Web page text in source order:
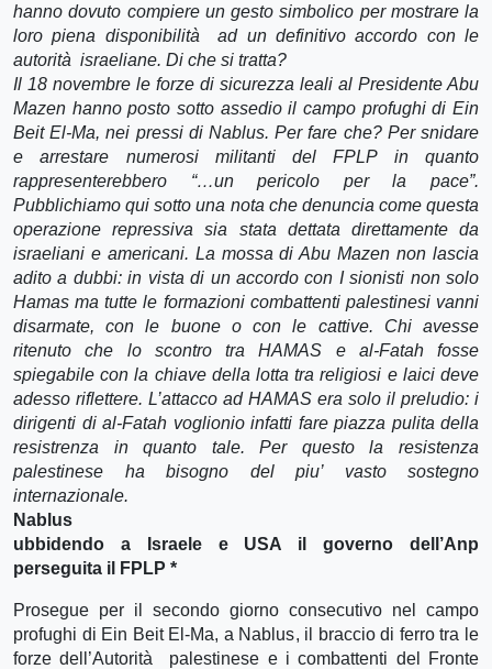
hanno dovuto compiere un gesto simbolico per mostrare la
loro piena disponibilità ad un definitivo accordo con le
autorità israeliane. Di che si tratta?
Il 18 novembre le forze di sicurezza leali al Presidente Abu
Mazen hanno posto sotto assedio il campo profughi di Ein
Beit El-Ma, nei pressi di Nablus. Per fare che? Per snidare
e arrestare numerosi militanti del FPLP in quanto
rappresenterebbero “…un pericolo per la pace”.
Pubblichiamo qui sotto una nota che denuncia come questa
operazione repressiva sia stata dettata direttamente da
israeliani e americani. La mossa di Abu Mazen non lascia
adito a dubbi: in vista di un accordo con I sionisti non solo
Hamas ma tutte le formazioni combattenti palestinesi vanni
disarmate, con le buone o con le cattive. Chi avesse
ritenuto che lo scontro tra HAMAS e al-Fatah fosse
spiegabile con la chiave della lotta tra religiosi e laici deve
adesso riflettere. L’attacco ad HAMAS era solo il preludio: i
dirigenti di al-Fatah voglionio infatti fare piazza pulita della
resistrenza in quanto tale. Per questo la resistenza
palestinese ha bisogno del piu’ vasto sostegno
internazionale.
Nablus
ubbidendo a Israele e USA il governo dell’Anp
perseguita il FPLP *
Prosegue per il secondo giorno consecutivo nel campo
profughi di Ein Beit El-Ma, a Nablus, il braccio di ferro tra le
forze dell’Autorità palestinese e i combattenti del Fronte